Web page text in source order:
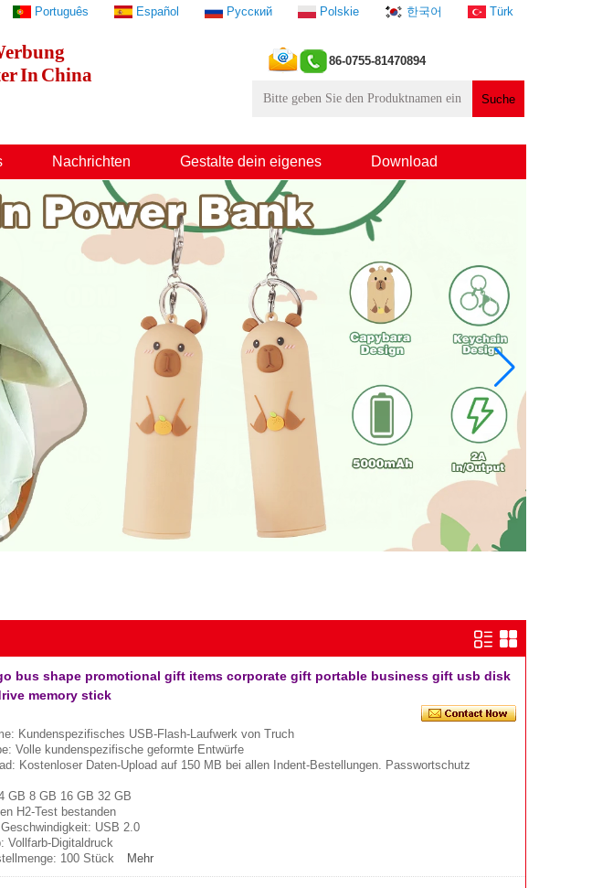
InChina
86-0755-81470894
Português Español Русский Polskie 한국어 Türk
Nachrichten Gestalte dein eigenes Download
bus shape promotional gift items corporate gift portable business gift usb disk
memory stick
Kundenspezifisches USB-Flash-Laufwerk von Truch
Volle kundenspezifische geformte Entwürfe
Kostenloser Daten-Upload auf 150 MB bei allen Indent-Bestellungen. Passwortschutz
GB 8 GB 16 GB 32 GB
H2-Test bestanden
USB 2.0
Vollfarb-Digitaldruck
100 Stück
Mehr